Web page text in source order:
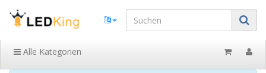
Alle Kategorien